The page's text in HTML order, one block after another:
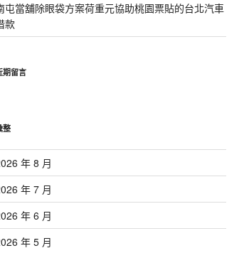
屯當舖除眼袋方案荷重元協助桃園票貼的台北汽車
款
期留言
整
年 8 月
年 7 月
年 6 月
年 5 月